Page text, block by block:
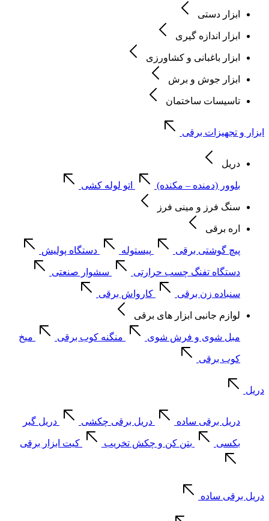
ابزار دستی
ابزار اندازه گیری
ابزار باغبانی و کشاورزی
ابزار جوش و برش
تاسیسات ساختمان
ابزار و تجهیزات برقی
دریل
بلوور (دمنده – مکنده) اتو لوله کشی
سنگ فرز و مینی فرز
اره برقی
پیچ گوشتی برقی پیستوله دستگاه پولیش
دستگاه تفنگ چسب حرارتی سشوار صنعتی
سنباده زن برقی کارواش برقی
لوازم جانبی ابزار های برقی
مبل شوی و فرش شوی منگنه کوب برقی میخ
کوب برقی
دریل
دریل برقی ساده دریل برقی چکشی دریل گیر
بکسی بتن کن و چکش تخریب کیت ابزار برقی
دریل برقی ساده